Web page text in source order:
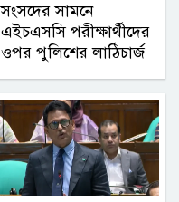
সংসদের সামনে
এইচএসসি পরীক্ষার্থীদের
ওপর পুলিশের লাঠিচার্জ